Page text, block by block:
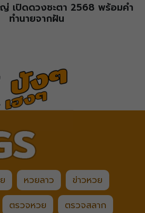
เปิดดวงชะตา 2568 พร้อมคำ
ทำนายจากฝัน
หวยลาว
ข่าวหวย
ตรวจหวย
ตรวจสลาก